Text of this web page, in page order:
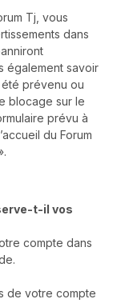
Tj, vous
dans
également savoir
prévenu ou
blocage sur le
prévu à
du Forum
t-il vos
compte dans
de votre compte